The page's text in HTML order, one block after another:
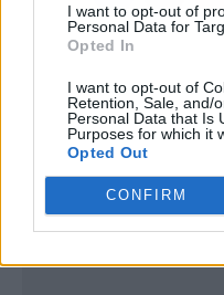
I want to opt-out of
Personal Data for
Opted In
I want to opt-out of
Retention, Sale, and/
Personal Data that Is
Purposes for which it
Opted Out
CONFIRM